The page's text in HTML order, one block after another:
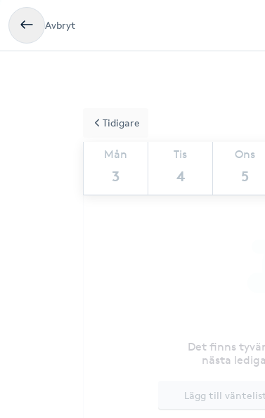
Avbryt
Mån
3
Tis
4
Ons
5
Tidigare
Det finns
nästa
Lägg till